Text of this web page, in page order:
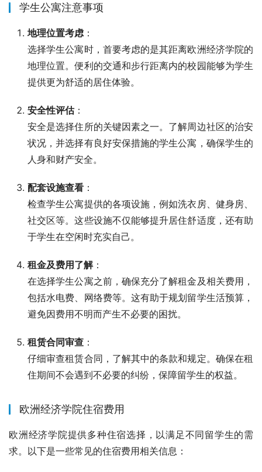
学生公寓注意事项
地理位置考虑 ：
选择学生公寓时，首要考虑的是其距离欧洲经济学院的
地理位置。便利的交通和步行距离内的校园能够为学生
提供更为舒适的居住体验。
安全性评估：
安全是选择住所的关键因素之一。了解周边社区的治安
状况，并选择有良好安保措施的学生公寓，确保学生的
人身和财产安全。
配套设施查看 ：
检查学生公寓提供的各项设施，例如洗衣房、健身房、
社交区等。这些设施不仅能够提升居住舒适度，还有助
于学生在空闲时充实自己。
租金及费用了解：
在选择学生公寓之前，确保充分了解租金及相关费用，
包括水电费、网络费等。这有助于规划留学生活预算，
避免因费用不明而产生不必要的困扰。
租赁合同审查 ：
仔细审查租赁合同，了解其中的条款和规定。确保在租
住期间不会遇到不必要的纠纷，保障留学生的权益。
欧洲经济学院住宿费用
欧洲经济学院提供多种住宿选择，以满足不同留学生的需
求。以下是一些常见的住宿费用相关信息：